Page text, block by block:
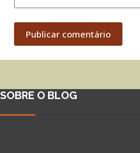
Publicar comentário
SOBRE O BLOG